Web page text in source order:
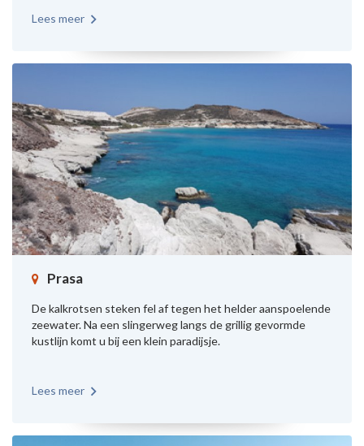
Lees meer
Prasa
De kalkrotsen steken fel af tegen het helder aanspoelende
zeewater. Na een slingerweg langs de grillig gevormde
kustlijn komt u bij een klein paradijsje.
Lees meer